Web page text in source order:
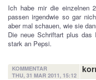
Ich habe mir die einzelnen
passen irgendwie so gar
aber mal schauen, wie sie
Die neue Schriftart plus das
stark an Pepsi.
KOMMENTAR
THU, 31 MAR 2011, 15:12